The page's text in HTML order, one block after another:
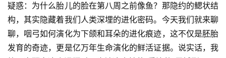
疑惑： 为什么胎儿的脸在第八周之前像鱼？那隐约的鳃状结
构，其实隐藏着我们人类深埋的进化密码。今天我们就来聊
聊， 咽弓如何演化为下颌和耳朵的进化痕迹，这不仅是胚胎
发育的奇迹，更是亿万年生命演化的鲜活证据。说实话，我